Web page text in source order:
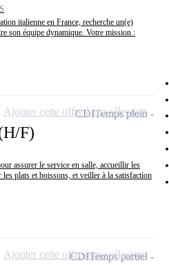
italienne en France, recherche un(e)
son équipe dynamique. Votre mission :
F)
assurer le service en salle, accueillir les
plats et boissons, et veiller à la satisfaction
CDITemps plein
Ajouter cette offre à ma sélection
CDITemps partiel
Ajouter cette offre à ma sélection